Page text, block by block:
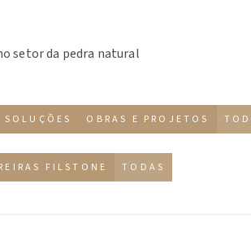
setor da pedra natural
OBRAS E PROJETOS
FILSTONE TODAS